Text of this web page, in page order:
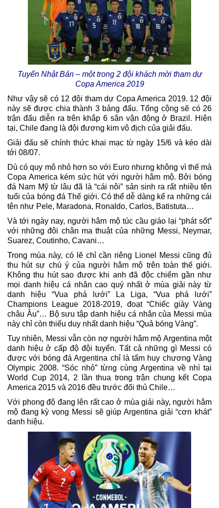
Tuyển Nhật Bản – một trong 2 đội khách mời tham dự
Copa America 2019
Như vậy sẽ có 12 đội tham dự Copa America 2019. 12 đội
này sẽ được chia thành 3 bảng đấu. Tổng cộng sẽ có 26
trận đấu diễn ra trên khắp 6 sân vận động ở Brazil. Hiện
tại, Chile đang là đội đương kim vô địch của giải đấu.
Giải đấu sẽ chính thức khai mạc từ ngày 15/6 và kéo dài
tới 08/07.
Dù có quy mô nhỏ hơn so với Euro nhưng không vì thế mà
Copa America kém sức hút với người hâm mộ. Bởi bóng
đá Nam Mỹ từ lâu đã là “cái nôi” sản sinh ra rất nhiều tên
tuổi của bóng đá Thế giới. Có thể dễ dàng kể ra những cái
tên như Pele, Maradona, Ronaldo, Carlos, Batistuta…
Và tới ngày nay, người hâm mộ túc cầu giáo lại “phát sốt”
với những đôi chân ma thuật của những Messi, Neymar,
Suarez, Coutinho, Cavani…
Trong mùa này, có lẽ chỉ cần riêng Lionel Messi cũng đủ
thu hút sự chú ý của người hâm mộ trên toàn thế giới.
Không thu hút sao được khi anh đã độc chiếm gần như
mọi danh hiệu cá nhân cao quý nhất ở mùa giải này từ
danh hiệu “Vua phá lưới” La Liga, “Vua phá lưới”
Champions League 2018-2019, đoạt “Chiếc giày Vàng
châu Âu”… Bộ sưu tập danh hiệu cá nhân của Messi mùa
này chỉ còn thiếu duy nhất danh hiệu “Quả bóng Vàng”.
Tuy nhiên, Messi vẫn còn nợ người hâm mộ Argentina một
danh hiệu ở cấp độ đội tuyển. Tất cả những gì Messi có
được với bóng đá Argentina chỉ là tấm huy chương Vàng
Olympic 2008. “Sóc nhỏ” từng cùng Argentina về nhì tại
World Cup 2014, 2 lần thua trong trận chung kết Copa
America 2015 và 2016 đều trước đối thủ Chile…
Với phong độ đang lên rất cao ở mùa giải này, người hâm
mộ đang kỳ vọng Messi sẽ giúp Argentina giải “cơn khát”
danh hiệu.